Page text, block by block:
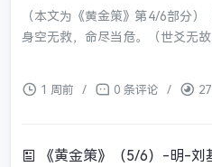
（本文为《黄金策》第4/6部分
身空无救，命尽当危。（世爻无
1 周前 / 0 条评论 /
《黄金策》（5/6）-明-刘